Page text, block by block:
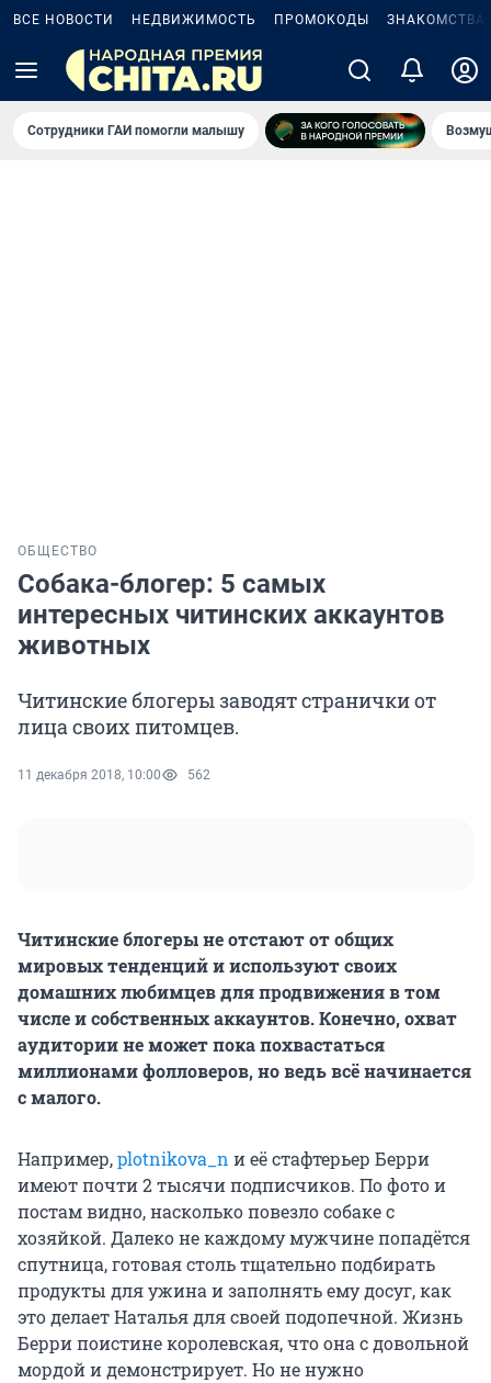
ВСЕ НОВОСТИ НЕДВИЖИМОСТЬ ПРОМОКОДЫ ЗНАКОМСТВА
Сотрудники ГАИ помогли малышу
ОБЩЕСТВО
Собака-блогер: 5 самых
интересных читинских аккаунтов
животных
Читинские блогеры заводят странички от
лица своих питомцев.
11 декабря 2018, 10:00 562
Читинские блогеры не отстают от общих
мировых тенденций и используют своих
домашних любимцев для продвижения в том
числе и собственных аккаунтов. Конечно, охват
аудитории не может пока похвастаться
миллионами фолловеров, но ведь всё начинается
с малого.
Например,plotnikova_n и её стафтерьер Берри
имеют почти 2 тысячи подписчиков. По фото и
постам видно, насколько повезло собаке с
хозяйкой. Далеко не каждому мужчине попадётся
спутница, готовая столь тщательно подбирать
продукты для ужина и заполнять ему досуг, как
это делает Наталья для своей подопечной. Жизнь
Берри поистине королевская, что она с довольной
мордой и демонстрирует. Но не нужно